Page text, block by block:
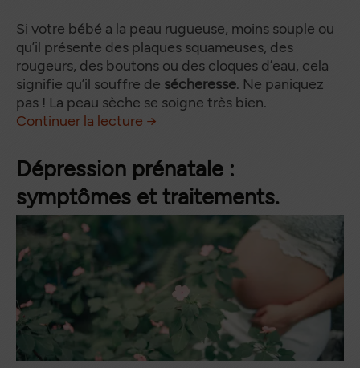
Si votre bébé a la peau rugueuse, moins souple ou
qu’il présente des plaques squameuses, des
rougeurs, des boutons ou des cloques d’eau, cela
signifie qu’il souffre de sécheresse. Ne paniquez
pas ! La peau sèche se soigne très bien.
Continuer la lecture de
→
Dépression prénatale :
symptômes et traitements.